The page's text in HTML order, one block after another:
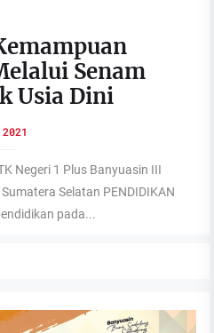
Senam
Usia Dini
Negeri 1 Plus Banyuasin III
Selatan PENDIDIKAN
pada...